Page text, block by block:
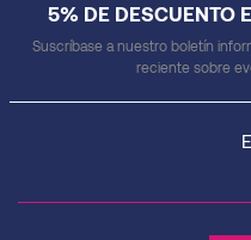
5% DE DESCUENTO
Suscríbase a nuestro boletín
reciente sobre